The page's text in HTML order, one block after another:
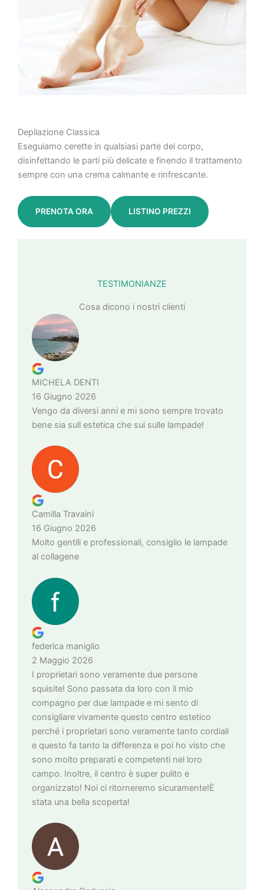
Depilazione Classica
Eseguiamo cerette in qualsiasi parte del corpo,
disinfettando le parti più delicate e finendo il trattamento
sempre con una crema calmante e rinfrescante.
PRENOTA ORA LISTINO PREZZI
TESTIMONIANZE
Cosa dicono i nostri clienti
MICHELA DENTI
16 Giugno 2026
Vengo da diversi anni e mi sono sempre trovato
bene sia sull estetica che sui sulle lampade!
Camilla Travaini
16 Giugno 2026
Molto gentili e professionali, consiglio le lampade
al collagene
federica maniglio
2 Maggio 2026
I proprietari sono veramente due persone
squisite! Sono passata da loro con il mio
compagno per due lampade e mi sento di
consigliare vivamente questo centro estetico
perché i proprietari sono veramente tanto cordiali
e questo fa tanto la differenza e poi ho visto che
sono molto preparati e competenti nel loro
campo. Inoltre, il centro è super pulito e
organizzato! Noi ci ritorneremo sicuramente!È
stata una bella scoperta!